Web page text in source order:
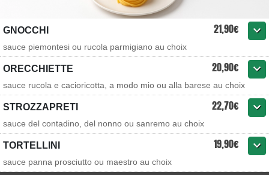
GNOCCHI 21,90€
sauce piemontesi ou rucola parmigiano au choix
ORECCHIETTE 20,90€
sauce rucola e cacioricotta, a modo mio ou alla barese au choix
STROZZAPRETI 22,70€
sauce del contadino, del nonno ou sanremo au choix
TORTELLINI 19,90€
sauce panna prosciutto ou maestro au choix